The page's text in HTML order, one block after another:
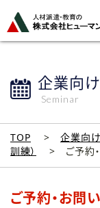
企業向
Seminar
TOP 企業向
訓練）
ご予約
ご予約・お問
ジ
ト